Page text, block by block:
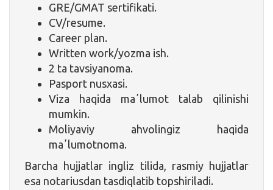
GRE/GMAT sertifikati.
CV/resume.
Career plan.
Written work/yozma ish.
2 ta tavsiyanoma.
Pasport nusxasi.
Viza haqida maʼlumot talab qilinishi
mumkin.
Moliyaviy ahvolingiz haqida
maʼlumotnoma.
Barcha hujjatlar ingliz tilida, rasmiy hujjatlar
esa notariusdan tasdiqlatib topshiriladi.